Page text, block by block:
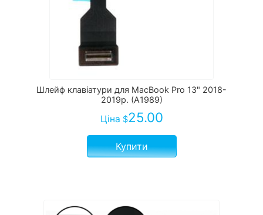
Шлейф клавіатури для MacBook Pro 13" 2018-
2019р. (А1989)
Ціна $25.00
Купити